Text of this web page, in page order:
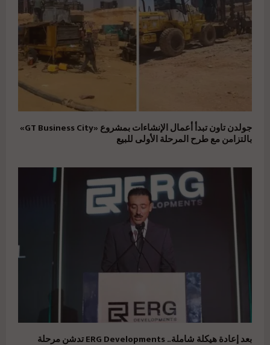
جولدن تاون تبدأ أعمال الإنشاءات بمشروع «GT Business City»
بالتزامن مع طرح المرحلة الأولى للبيع
بعد إعادة هيكلة شاملة.. ERG Developments تدشن مرحلة